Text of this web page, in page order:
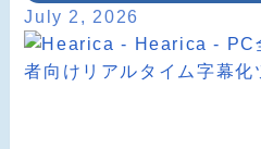
July 2, 2026